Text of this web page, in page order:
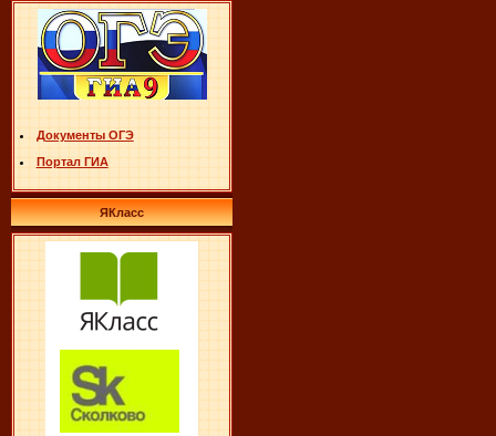
Документы ОГЭ
Портал ГИА
ЯКласс